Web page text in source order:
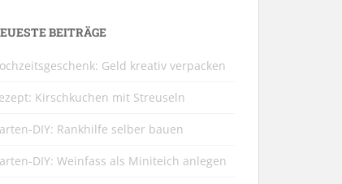
BEITRÄGE
Geld kreativ verpacken
Kirschkuchen mit Streuseln
DIY: Rankhilfe selber bauen
DIY: Weinfass als Miniteich anlegen